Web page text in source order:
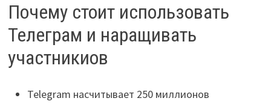
Почему стоит использовать
Телеграм и наращивать
участникиов
Telegram насчитывает 250 миллионов